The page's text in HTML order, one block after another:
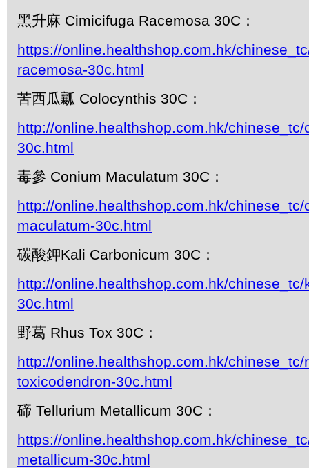
黑升麻 Cimicifuga Racemosa 30C：
https://online.healthshop.com.hk/
racemosa-30c.html
苦西瓜瓤 Colocynthis 30C：
http://online.healthshop.com.hk/
30c.html
毒參 Conium Maculatum 30C：
http://online.healthshop.com.hk/chinese_tc/
maculatum-30c.html
碳酸鉀Kali Carbonicum 30C：
http://online.healthshop.com.hk/
30c.html
野葛 Rhus Tox 30C：
http://online.healthshop.com.hk/chinese_tc/
toxicodendron-30c.html
碲 Tellurium Metallicum 30C：
https://online.healthshop.com.hk/
metallicum-30c.html